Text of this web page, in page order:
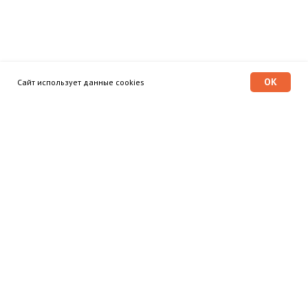
Сайт использует данные cookies OK